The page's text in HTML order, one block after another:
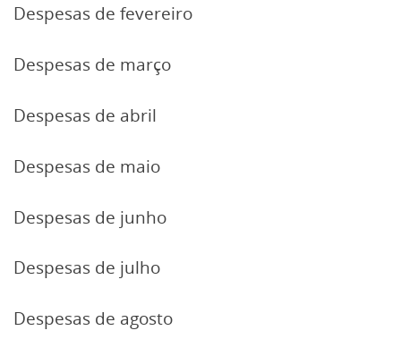
Despesas de fevereiro
Despesas de março
Despesas de abril
Despesas de maio
Despesas de junho
Despesas de julho
Despesas de agosto